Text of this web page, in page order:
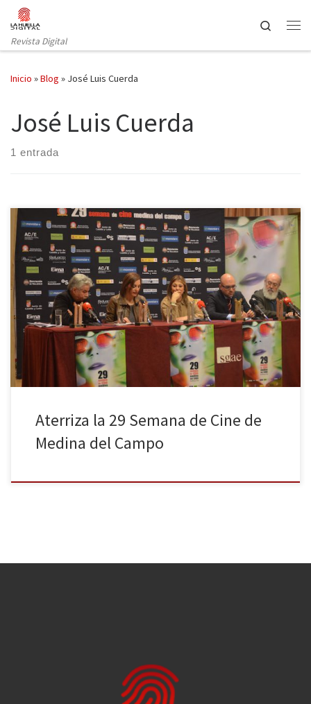
Saltar al contenido
Revista Digital
Search
Inicio »Blog » José Luis Cuerda
José Luis Cuerda
1 entrada
La habitual ronda de agradecimientos no restó encanto a las
palabras que, la noche del martes, flotaron en el Palacio Longoria
de Madrid. Supongo que tienen razón, sería impensable acudir a
una sala de la sede de la SGAE sin agradecer a quienes hacen
posible la apuesta por la cultura -¡con […]
Aterriza la 29 Semana de Cine de
Medina del Campo